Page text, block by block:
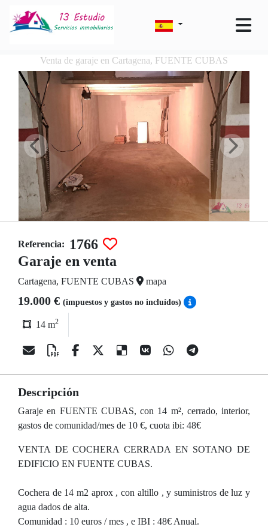
Venta de garaje en Cartagena, FUENTE CUBAS
Referencia:
1766
Garaje en venta
Cartagena, FUENTE CUBAS mapa
19.000 € (impuestos y gastos no incluídos)
14 m2
Descripción
Garaje en FUENTE CUBAS, con 14 m², cerrado, interior,
gastos de comunidad/mes de 10 €, cuota ibi: 48€
VENTA DE COCHERA CERRADA EN SOTANO DE
EDIFICIO EN FUENTE CUBAS.
Cochera de 14 m2 aprox , con altillo , y suministros de luz y
agua dados de alta.
Comunidad : 10 euros / mes , e IBI : 48€ Anual.